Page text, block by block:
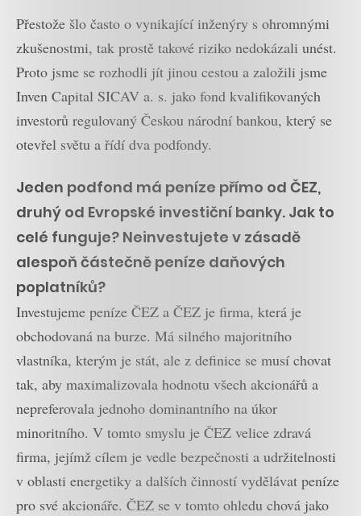
Přestože šlo často o vynikající inženýry s ohromnými
zkušenostmi, tak prostě takové riziko nedokázali unést.
Proto jsme se rozhodli jít jinou cestou a založili jsme
Inven Capital SICAV a. s. jako fond kvalifikovaných
investorů regulovaný Českou národní bankou, který se
otevřel světu a řídí dva podfondy.
Jeden podfond má peníze přímo od ČEZ,
druhý od Evropské investiční banky. Jak to
celé funguje? Neinvestujete v zásadě
alespoň částečně peníze daňových
poplatníků?
Investujeme peníze ČEZ a ČEZ je firma, která je
obchodovaná na burze. Má silného majoritního
vlastníka, kterým je stát, ale z definice se musí chovat
tak, aby maximalizovala hodnotu všech akcionářů a
nepreferovala jednoho dominantního na úkor
minoritního. V tomto smyslu je ČEZ velice zdravá
firma, jejímž cílem je vedle bezpečnosti a udržitelnosti
v oblasti energetiky a dalších činností vydělávat peníze
pro své akcionáře. ČEZ se v tomto ohledu chová jako